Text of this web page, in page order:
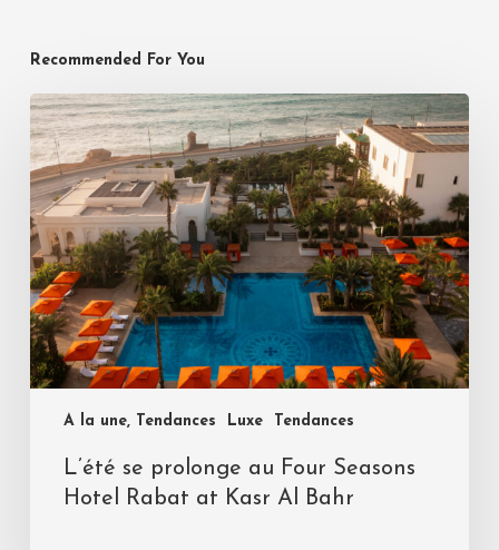
Recommended For You
A la une, Tendances Luxe Tendances
L’été se prolonge au Four Seasons
Hotel Rabat at Kasr Al Bahr